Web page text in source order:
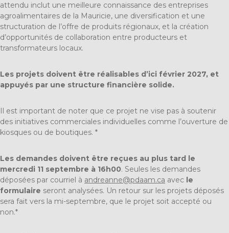
attendu inclut une meilleure connaissance des entreprises
agroalimentaires de la Mauricie, une diversification et une
structuration de l’offre de produits régionaux, et la création
d’opportunités de collaboration entre producteurs et
transformateurs locaux.
Les projets doivent être réalisables d’ici février 2027, et
appuyés par une structure financière solide.
Il est important de noter que ce projet ne vise pas à soutenir
des initiatives commerciales individuelles comme l’ouverture de
kiosques ou de boutiques. *
Les demandes doivent être reçues au plus tard le
mercredi 11 septembre à 16h00. Seules les demandes
déposées par courriel à andreanne@pdaam.ca avec le
formulaire seront analysées. Un retour sur les projets déposés
sera fait vers la mi-septembre, que le projet soit accepté ou
non.*